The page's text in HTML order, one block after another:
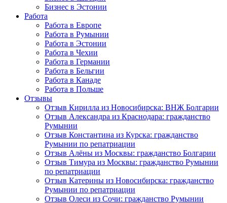
Бизнес в Эстонии
Работа
Работа в Европе
Работа в Румынии
Работа в Эстонии
Работа в Чехии
Работа в Германии
Работа в Бельгии
Работа в Канаде
Работа в Польше
Отзывы
Отзыв Кирилла из Новосибирска: ВНЖ Болгарии
Отзыв Александра из Краснодара: гражданство
Румынии
Отзыв Константина из Курска: гражданство
Румынии по репатриации
Отзыв Алёны из Москвы: гражданство Болгарии
Отзыв Тимура из Москвы: гражданство Румынии
по репатриации
Отзыв Катерины из Новосибирска: гражданство
Румынии по репатриации
Отзыв Олеси из Сочи: гражданство Румынии